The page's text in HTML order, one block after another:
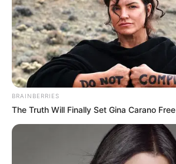
BRAINBERRIES
The Truth Will Finally Set Gina Carano Free